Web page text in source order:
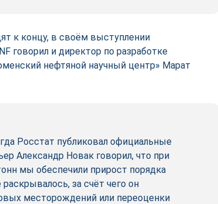
к концу, в своём выступлении
говорил и директор по разработке
нефтяной научный центр» Марат
Росстат публиковал официальные
Александр Новак говорил, что при
мы обеспечили прирост порядка
за счёт чего он
месторождений или переоценки